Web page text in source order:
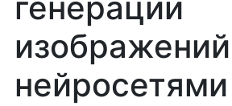
изображений
нейросетями